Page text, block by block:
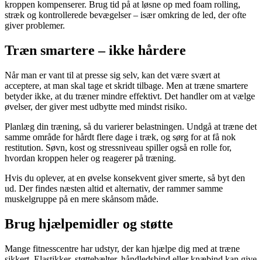
kroppen kompenserer. Brug tid på at løsne op med foam rolling,
stræk og kontrollerede bevægelser – især omkring de led, der ofte
giver problemer.
Træn smartere – ikke hårdere
Når man er vant til at presse sig selv, kan det være svært at
acceptere, at man skal tage et skridt tilbage. Men at træne smartere
betyder ikke, at du træner mindre effektivt. Det handler om at vælge
øvelser, der giver mest udbytte med mindst risiko.
Planlæg din træning, så du varierer belastningen. Undgå at træne det
samme område for hårdt flere dage i træk, og sørg for at få nok
restitution. Søvn, kost og stressniveau spiller også en rolle for,
hvordan kroppen heler og reagerer på træning.
Hvis du oplever, at en øvelse konsekvent giver smerte, så byt den
ud. Der findes næsten altid et alternativ, der rammer samme
muskelgruppe på en mere skånsom måde.
Brug hjælpemidler og støtte
Mange fitnesscentre har udstyr, der kan hjælpe dig med at træne